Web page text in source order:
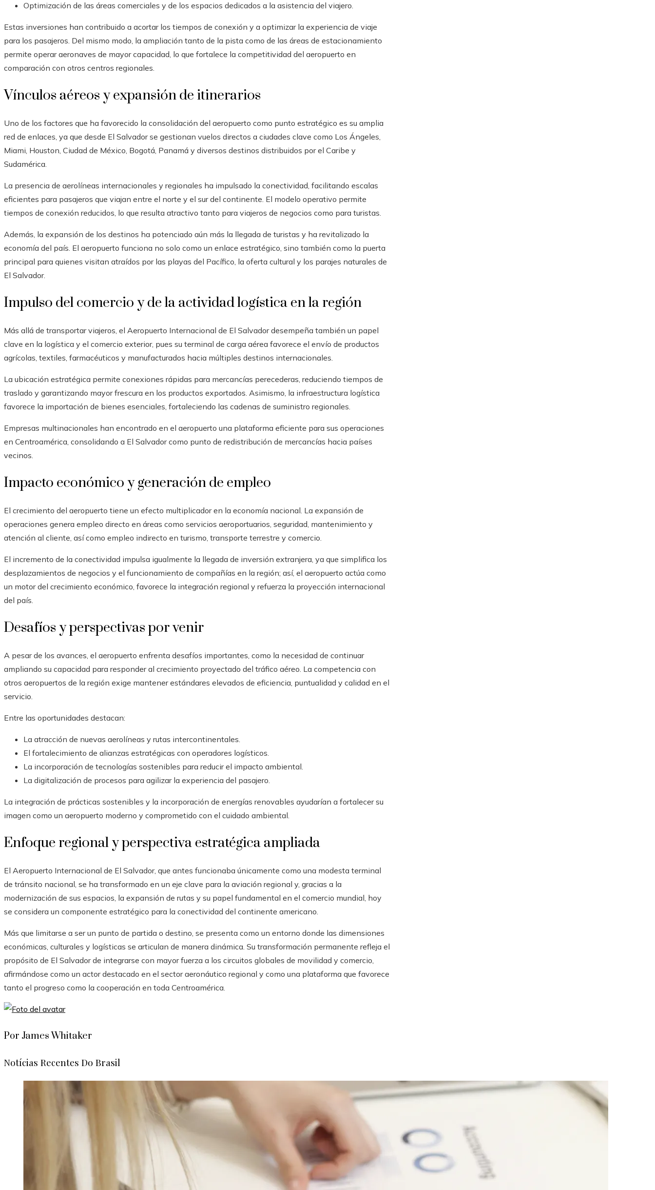
Optimización de las áreas comerciales y de los espacios dedicados a la asistencia del viajero.
Estas inversiones han contribuido a acortar los tiempos de conexión y a optimizar la experiencia de viaje
para los pasajeros. Del mismo modo, la ampliación tanto de la pista como de las áreas de estacionamiento
permite operar aeronaves de mayor capacidad, lo que fortalece la competitividad del aeropuerto en
comparación con otros centros regionales.
Vínculos aéreos y expansión de itinerarios
Uno de los factores que ha favorecido la consolidación del aeropuerto como punto estratégico es su amplia
red de enlaces, ya que desde El Salvador se gestionan vuelos directos a ciudades clave como Los Ángeles,
Miami, Houston, Ciudad de México, Bogotá, Panamá y diversos destinos distribuidos por el Caribe y
Sudamérica.
La presencia de aerolíneas internacionales y regionales ha impulsado la conectividad, facilitando escalas
eficientes para pasajeros que viajan entre el norte y el sur del continente. El modelo operativo permite
tiempos de conexión reducidos, lo que resulta atractivo tanto para viajeros de negocios como para turistas.
Además, la expansión de los destinos ha potenciado aún más la llegada de turistas y ha revitalizado la
economía del país. El aeropuerto funciona no solo como un enlace estratégico, sino también como la puerta
principal para quienes visitan atraídos por las playas del Pacífico, la oferta cultural y los parajes naturales de
El Salvador.
Impulso del comercio y de la actividad logística en la región
Más allá de transportar viajeros, el Aeropuerto Internacional de El Salvador desempeña también un papel
clave en la logística y el comercio exterior, pues su terminal de carga aérea favorece el envío de productos
agrícolas, textiles, farmacéuticos y manufacturados hacia múltiples destinos internacionales.
La ubicación estratégica permite conexiones rápidas para mercancías perecederas, reduciendo tiempos de
traslado y garantizando mayor frescura en los productos exportados. Asimismo, la infraestructura logística
favorece la importación de bienes esenciales, fortaleciendo las cadenas de suministro regionales.
Empresas multinacionales han encontrado en el aeropuerto una plataforma eficiente para sus operaciones
en Centroamérica, consolidando a El Salvador como punto de redistribución de mercancías hacia países
vecinos.
Impacto económico y generación de empleo
El crecimiento del aeropuerto tiene un efecto multiplicador en la economía nacional. La expansión de
operaciones genera empleo directo en áreas como servicios aeroportuarios, seguridad, mantenimiento y
atención al cliente, así como empleo indirecto en turismo, transporte terrestre y comercio.
El incremento de la conectividad impulsa igualmente la llegada de inversión extranjera, ya que simplifica los
desplazamientos de negocios y el funcionamiento de compañías en la región; así, el aeropuerto actúa como
un motor del crecimiento económico, favorece la integración regional y refuerza la proyección internacional
del país.
Desafíos y perspectivas por venir
A pesar de los avances, el aeropuerto enfrenta desafíos importantes, como la necesidad de continuar
ampliando su capacidad para responder al crecimiento proyectado del tráfico aéreo. La competencia con
otros aeropuertos de la región exige mantener estándares elevados de eficiencia, puntualidad y calidad en el
servicio.
Entre las oportunidades destacan:
La atracción de nuevas aerolíneas y rutas intercontinentales.
El fortalecimiento de alianzas estratégicas con operadores logísticos.
La incorporación de tecnologías sostenibles para reducir el impacto ambiental.
La digitalización de procesos para agilizar la experiencia del pasajero.
La integración de prácticas sostenibles y la incorporación de energías renovables ayudarían a fortalecer su
imagen como un aeropuerto moderno y comprometido con el cuidado ambiental.
Enfoque regional y perspectiva estratégica ampliada
El Aeropuerto Internacional de El Salvador, que antes funcionaba únicamente como una modesta terminal
de tránsito nacional, se ha transformado en un eje clave para la aviación regional y, gracias a la
modernización de sus espacios, la expansión de rutas y su papel fundamental en el comercio mundial, hoy
se considera un componente estratégico para la conectividad del continente americano.
Más que limitarse a ser un punto de partida o destino, se presenta como un entorno donde las dimensiones
económicas, culturales y logísticas se articulan de manera dinámica. Su transformación permanente refleja el
propósito de El Salvador de integrarse con mayor fuerza a los circuitos globales de movilidad y comercio,
afirmándose como un actor destacado en el sector aeronáutico regional y como una plataforma que favorece
tanto el progreso como la cooperación en toda Centroamérica.
Por James Whitaker
Notícias Recentes Do Brasil